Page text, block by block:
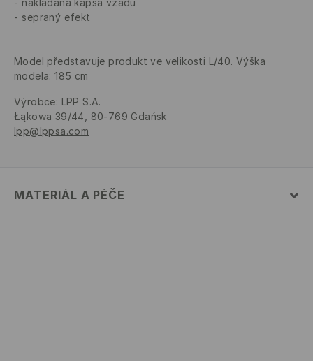
nakládaná kapsa vzadu
sepraný efekt
Model představuje produkt ve velikosti L/40. Výška
modela: 185 cm
Výrobce: LPP S.A.
Łąkowa 39/44, 80-769 Gdańsk
lpp@lppsa.com
MATERIÁL A PÉČE